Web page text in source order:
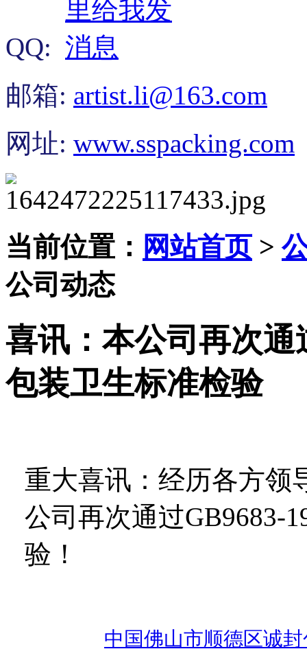
QQ:
邮箱: artist.li@163.com
网址: www.sspacking.com
当前位置： 网站首页>
公司动态
喜讯：本公司再次通
包装卫生标准检验
重大喜讯：经历各方领
公司再次通过GB9683-
验！
中国佛山市顺德区诚